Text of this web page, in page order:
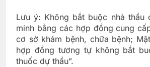
Lưu ý: Không bắt buộc nhà thầu
minh bằng các hợp đồng cung
cơ sở khám bệnh, chữa bệnh;
hợp đồng tương tự không bắt
thuốc dự thầu”.